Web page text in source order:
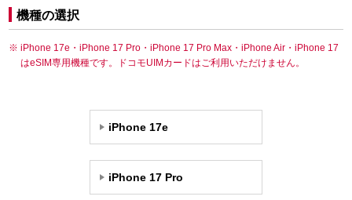
機種の選択
iPhone 17e・iPhone 17 Pro・iPhone 17 Pro Max・iPhone Air・iPhone 17
はeSIM専用機種です。ドコモUIMカードはご利用いただけません。
iPhone 17e
iPhone 17 Pro